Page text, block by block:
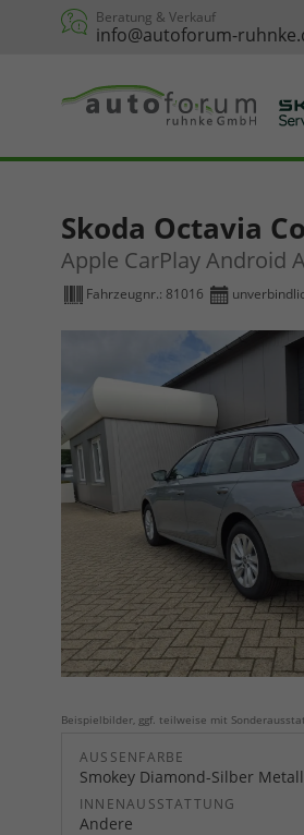
Beratung & Verkauf
info@autoforum-
Skoda Octavia
Apple CarPlay Android
Fahrzeugnr.: 81016
Beispielbilder, ggf. teilweise mit
AUSSENFARBE
Smokey Diamond-Silber
INNENAUSSTATTUNG
Andere